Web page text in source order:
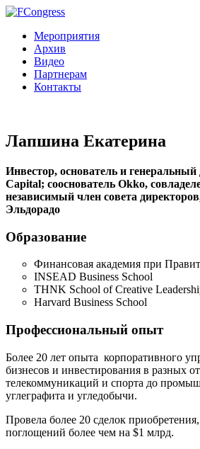
Мероприятия
Архив
Видео
Партнерам
Контакты
Лапшина Екатерина
Инвестор, основатель и
Capital; сооснователь Okko,
независимый член совета
Эльдорадо
Образование
Финансовая академия при
INSEAD Business School
THNK School of Creative
Harvard Business School
Профессиональный опыт
Более 20 лет опыта корпоративного
бизнесов и инвестирования в разных
телекоммуникаций и спорта до
углеграфита и угледобычи.
Провела более 20 сделок
поглощений более чем на $1 млрд.